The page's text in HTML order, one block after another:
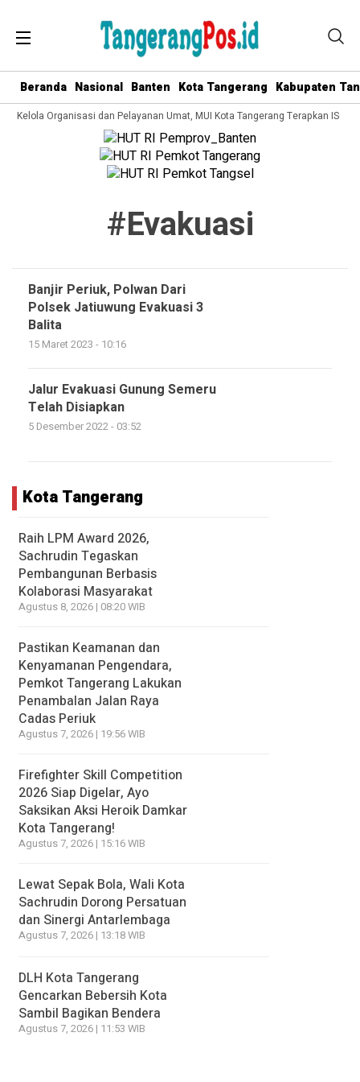
Beranda Nasional Banten Kota Tangerang Kabupaten
Kelola Organisasi dan Pelayanan Umat, MUI Kota Tangerang Terapkan ISO
#evakuasi
Banjir Periuk, Polwan Dari
Polsek Jatiuwung Evakuasi 3
Balita
15 Maret 2023 - 10:16
Jalur Evakuasi Gunung Semeru
Telah Disiapkan
5 Desember 2022 - 03:52
Kota Tangerang
Raih LPM Award 2026,
Sachrudin Tegaskan
Pembangunan Berbasis
Kolaborasi Masyarakat
Agustus 8, 2026 | 08:20 WIB
Pastikan Keamanan dan
Kenyamanan Pengendara,
Pemkot Tangerang Lakukan
Penambalan Jalan Raya
Cadas Periuk
Agustus 7, 2026 | 19:56 WIB
Firefighter Skill Competition
2026 Siap Digelar, Ayo
Saksikan Aksi Heroik Damkar
Kota Tangerang!
Agustus 7, 2026 | 15:16 WIB
Lewat Sepak Bola, Wali Kota
Sachrudin Dorong Persatuan
dan Sinergi Antarlembaga
Agustus 7, 2026 | 13:18 WIB
DLH Kota Tangerang
Gencarkan Bebersih Kota
Sambil Bagikan Bendera
Agustus 7, 2026 | 11:53 WIB